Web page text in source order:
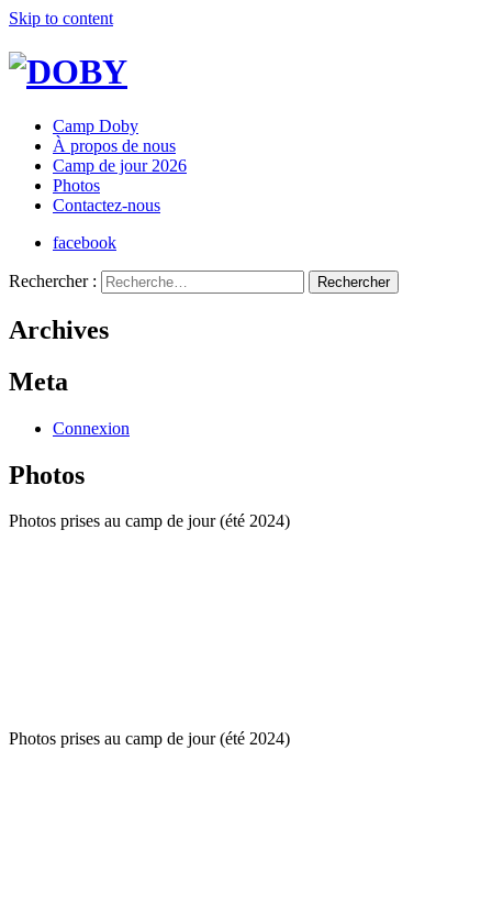
Skip to content
Camp Doby
À propos de nous
Camp de jour 2026
Photos
Contactez-nous
facebook
Rechercher :
Archives
Meta
Connexion
Photos
Photos prises au camp de jour (été 2024)
Photos prises au camp de jour (été 2024)